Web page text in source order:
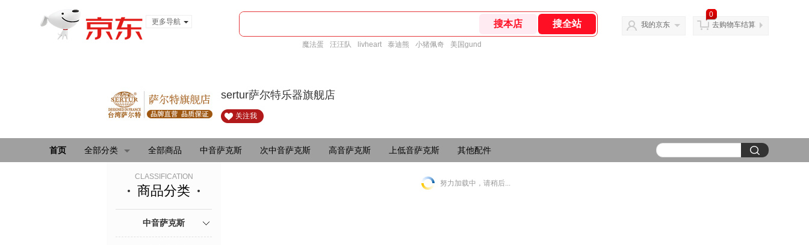
更多导航
魔法蛋 汪汪队 livheart 泰迪熊 小猪佩奇 美国gund
我的京东
0
去购物车结算
sertur萨尔特乐器旗舰店
关注我
首页 全部分类 全部商品 中音萨克斯 次中音萨克斯 高音萨克斯 上低音萨克斯 其他配件
CLASSIFICATION
商品分类
中音萨克斯
努力加载中，请稍后...